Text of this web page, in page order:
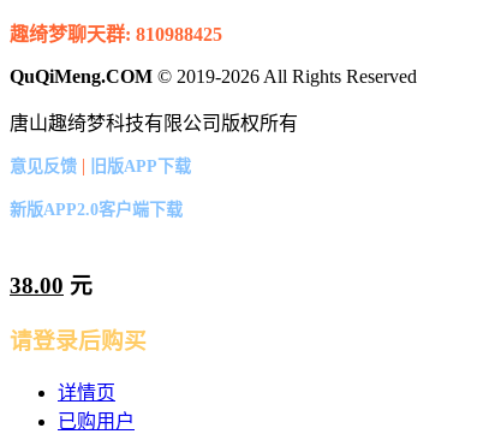
趣绮梦聊天群: 810988425
QuQiMeng.COM © 2019-2026 All Rights Reserved
唐山趣绮梦科技有限公司版权所有
意见反馈 | 旧版APP下载
新版APP2.0客户端下载
38.00 元
请登录后购买
详情页
已购用户